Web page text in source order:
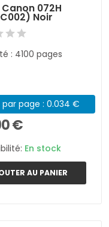
072H
Noir
: 4100 pages
par page : 0.034 €
€
En stock
AU PANIER